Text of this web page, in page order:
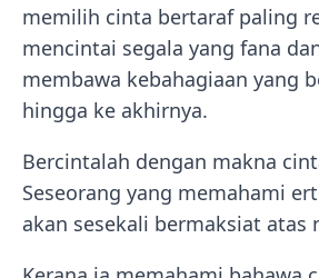
memilih cinta bertaraf paling
mencintai segala yang fana
membawa kebahagiaan yang
hingga ke akhirnya.
Bercintalah dengan makna
Seseorang yang memahami
akan sesekali bermaksiat atas